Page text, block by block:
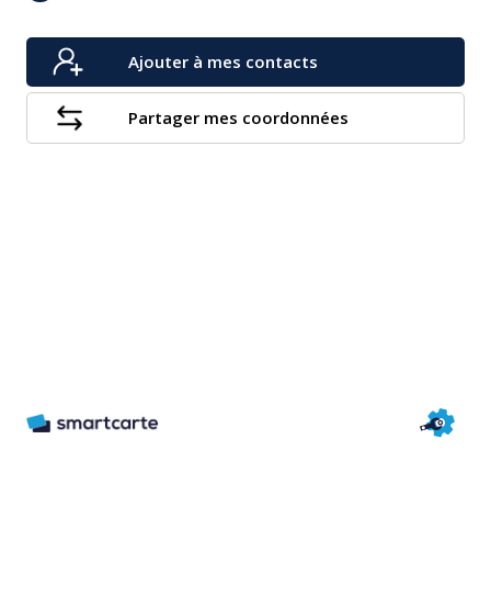
Ajouter à mes contacts
Partager mes coordonnées